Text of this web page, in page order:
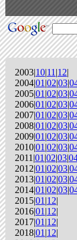
2003|10|11 |12|
2004|01 |02|03|
2005|01 |02|03|
2006|01 |02|03|
2007|01 |02|03|
2008|01 |02|03|
2009|01 |02|03|
2010|01 |02|03|
2011|01 |02|03|
2012|01 |02|03|
2013|01 |02|03|
2014|01 |02|03|
2015|01 |12|
2016|01 |12|
2017|01 |12|
2018|01 |12|